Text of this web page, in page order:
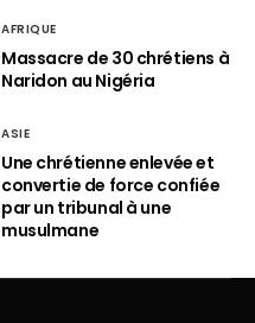
AFRIQUE
Massacre de 30 chrétiens à
Naridon au Nigéria
ASIE
Une chrétienne enlevée et
convertie de force confiée
par un tribunal à une
musulmane